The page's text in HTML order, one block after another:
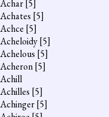
Achar[5]
Achates [5]
Achce [5]
Acheloidy[5]
Achelous [5]
Acheron[5]
Achill
Achilles [5]
Achinger[5]